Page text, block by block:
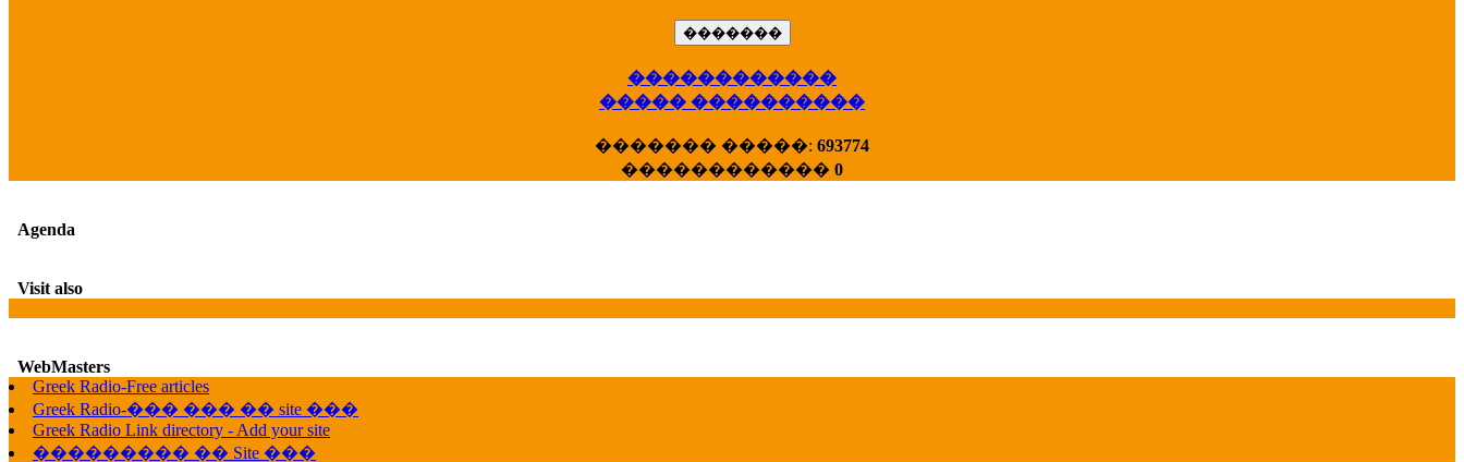
X�����
����� HotStat
...
������������
����� ����������
������� �����: 693774
������������ 0
Agenda
Visit also
WebMasters
Greek Radio-Free articles
Greek Radio-��� ��� �� site ���
Greek Radio Link directory - Add your site
��������� �� Site ���